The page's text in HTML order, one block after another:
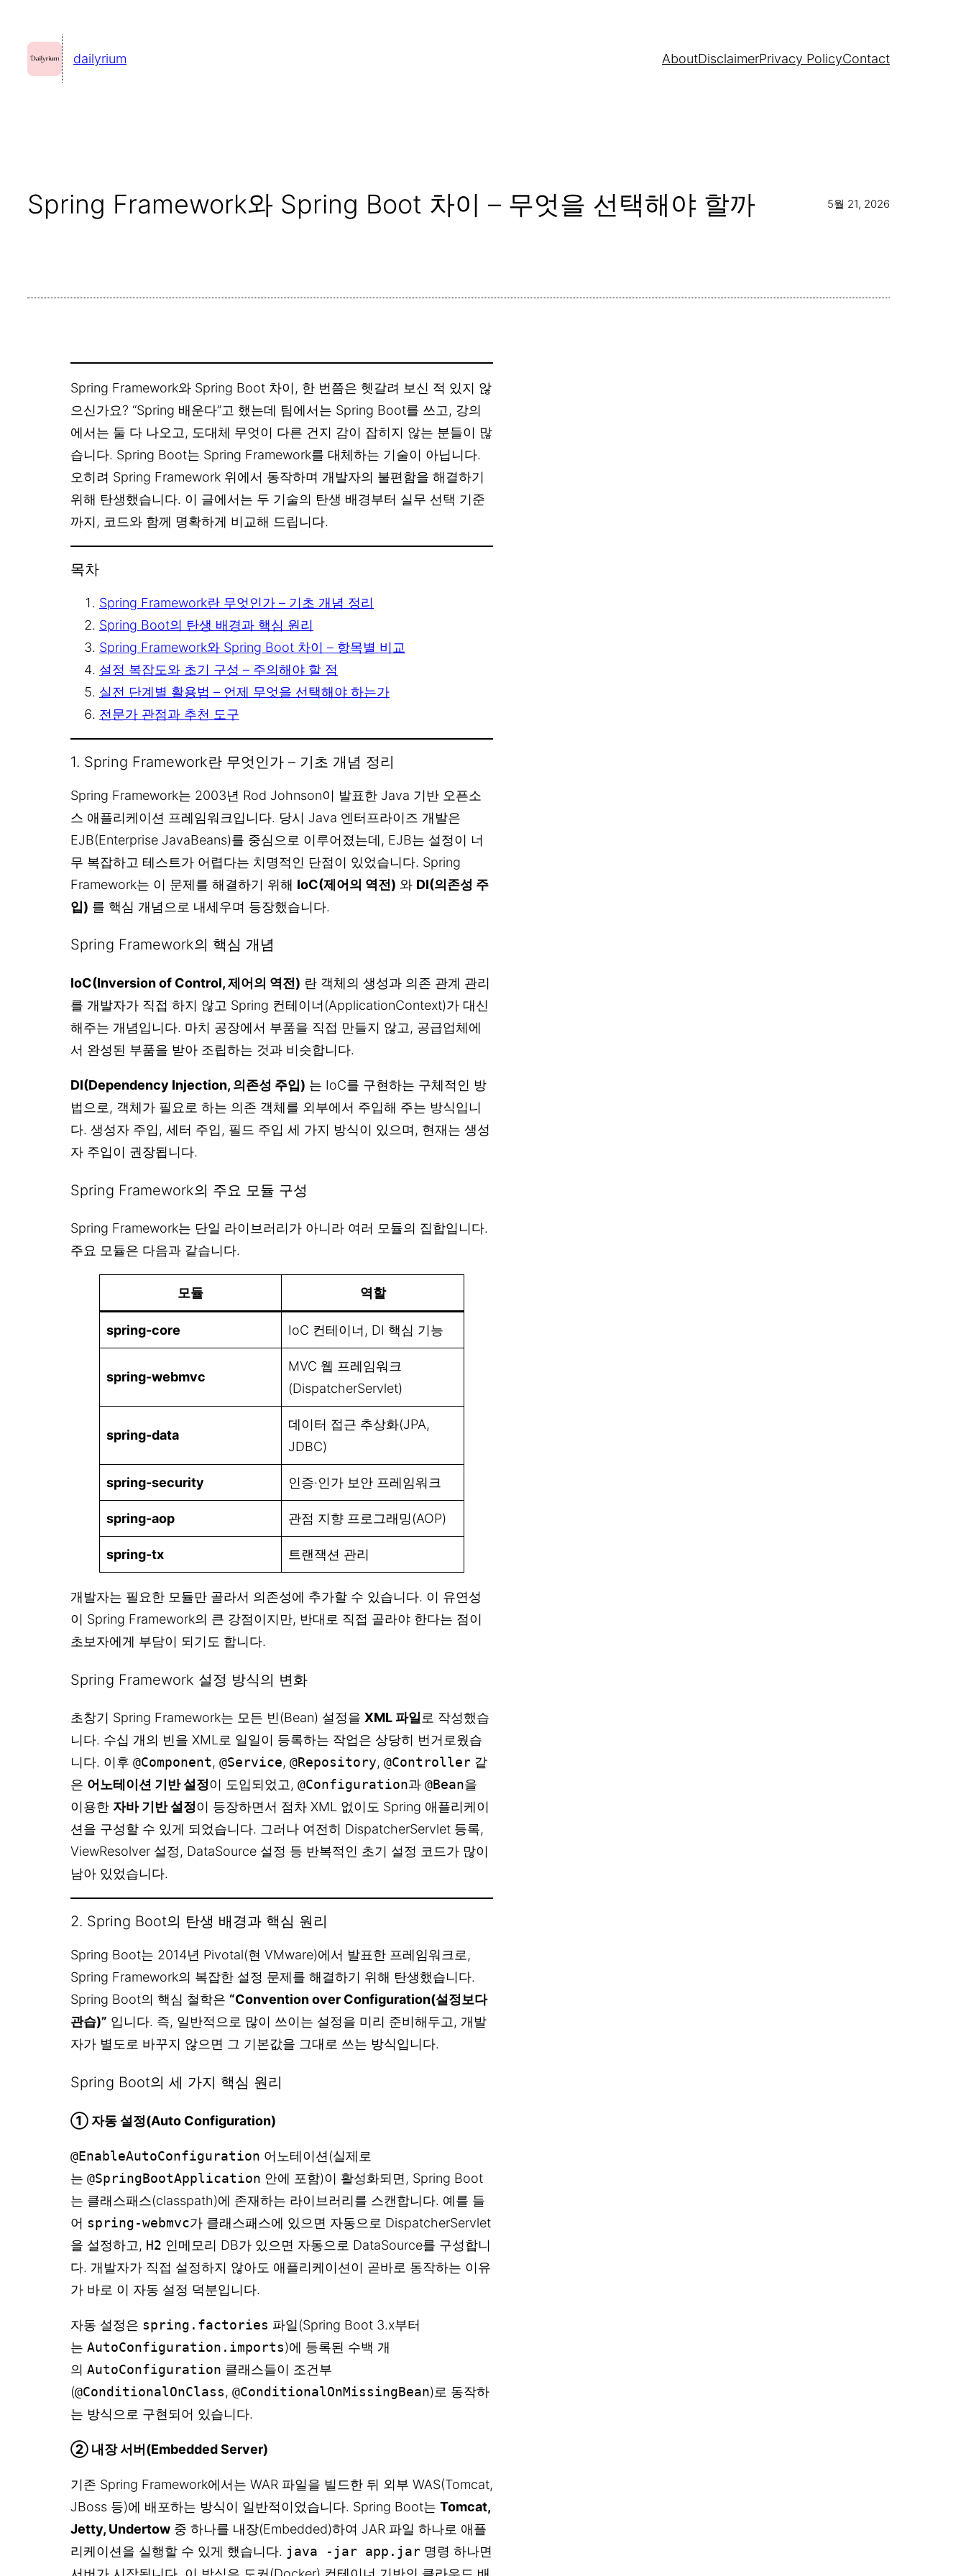
dailyrium AboutDisclaimerPrivacy PolicyContact
Spring Framework와 Spring Boot 차이 – 무엇을 선택해야 할까 5월 21, 2026
Spring Framework와 Spring Boot 차이, 한 번쯤은 헷갈려 보신 적 있지 않
으신가요? “Spring 배운다”고 했는데 팀에서는 Spring Boot를 쓰고, 강의
에서는 둘 다 나오고, 도대체 무엇이 다른 건지 감이 잡히지 않는 분들이 많
습니다. Spring Boot는 Spring Framework를 대체하는 기술이 아닙니다.
오히려 Spring Framework 위에서 동작하며 개발자의 불편함을 해결하기
위해 탄생했습니다. 이 글에서는 두 기술의 탄생 배경부터 실무 선택 기준
까지, 코드와 함께 명확하게 비교해 드립니다.
목차
Spring Framework란 무엇인가 – 기초 개념 정리
Spring Boot의 탄생 배경과 핵심 원리
Spring Framework와 Spring Boot 차이 – 항목별 비교
설정 복잡도와 초기 구성 – 주의해야 할 점
실전 단계별 활용법 – 언제 무엇을 선택해야 하는가
전문가 관점과 추천 도구
1. Spring Framework란 무엇인가 – 기초 개념 정리
Spring Framework는 2003년 Rod Johnson이 발표한 Java 기반 오픈소
스 애플리케이션 프레임워크입니다. 당시 Java 엔터프라이즈 개발은
EJB(Enterprise JavaBeans)를 중심으로 이루어졌는데, EJB는 설정이 너
무 복잡하고 테스트가 어렵다는 치명적인 단점이 있었습니다. Spring
Framework는 이 문제를 해결하기 위해 IoC(제어의 역전) 와 DI(의존성 주
입) 를 핵심 개념으로 내세우며 등장했습니다.
Spring Framework의 핵심 개념
IoC(Inversion of Control, 제어의 역전) 란 객체의 생성과 의존 관계 관리
를 개발자가 직접 하지 않고 Spring 컨테이너(ApplicationContext)가 대신
해주는 개념입니다. 마치 공장에서 부품을 직접 만들지 않고, 공급업체에
서 완성된 부품을 받아 조립하는 것과 비슷합니다.
DI(Dependency Injection, 의존성 주입) 는 IoC를 구현하는 구체적인 방
법으로, 객체가 필요로 하는 의존 객체를 외부에서 주입해 주는 방식입니
다. 생성자 주입, 세터 주입, 필드 주입 세 가지 방식이 있으며, 현재는 생성
자 주입이 권장됩니다.
Spring Framework의 주요 모듈 구성
Spring Framework는 단일 라이브러리가 아니라 여러 모듈의 집합입니다.
주요 모듈은 다음과 같습니다.
모듈 역할
spring-core IoC 컨테이너, DI 핵심 기능
spring-webmvc
MVC 웹 프레임워크
(DispatcherServlet)
spring-data
데이터 접근 추상화(JPA,
JDBC)
spring-security 인증·인가 보안 프레임워크
spring-aop 관점 지향 프로그래밍(AOP)
spring-tx 트랜잭션 관리
개발자는 필요한 모듈만 골라서 의존성에 추가할 수 있습니다. 이 유연성
이 Spring Framework의 큰 강점이지만, 반대로 직접 골라야 한다는 점이
초보자에게 부담이 되기도 합니다.
Spring Framework 설정 방식의 변화
초창기 Spring Framework는 모든 빈(Bean) 설정을 XML 파일로 작성했습
니다. 수십 개의 빈을 XML로 일일이 등록하는 작업은 상당히 번거로웠습
니다. 이후 @Component, @Service, @Repository, @Controller 같
은 어노테이션 기반 설정이 도입되었고, @Configuration과 @Bean을
이용한 자바 기반 설정이 등장하면서 점차 XML 없이도 Spring 애플리케이
션을 구성할 수 있게 되었습니다. 그러나 여전히 DispatcherServlet 등록,
ViewResolver 설정, DataSource 설정 등 반복적인 초기 설정 코드가 많이
남아 있었습니다.
2. Spring Boot의 탄생 배경과 핵심 원리
Spring Boot는 2014년 Pivotal(현 VMware)에서 발표한 프레임워크로,
Spring Framework의 복잡한 설정 문제를 해결하기 위해 탄생했습니다.
Spring Boot의 핵심 철학은 “Convention over Configuration(설정보다
관습)” 입니다. 즉, 일반적으로 많이 쓰이는 설정을 미리 준비해두고, 개발
자가 별도로 바꾸지 않으면 그 기본값을 그대로 쓰는 방식입니다.
Spring Boot의 세 가지 핵심 원리
① 자동 설정(Auto Configuration)
@EnableAutoConfiguration 어노테이션(실제로
는 @SpringBootApplication 안에 포함)이 활성화되면, Spring Boot
는 클래스패스(classpath)에 존재하는 라이브러리를 스캔합니다. 예를 들
어 spring-webmvc가 클래스패스에 있으면 자동으로 DispatcherServlet
을 설정하고, H2 인메모리 DB가 있으면 자동으로 DataSource를 구성합니
다. 개발자가 직접 설정하지 않아도 애플리케이션이 곧바로 동작하는 이유
가 바로 이 자동 설정 덕분입니다.
자동 설정은 spring.factories 파일(Spring Boot 3.x부터
는 AutoConfiguration.imports)에 등록된 수백 개
의 AutoConfiguration 클래스들이 조건부
(@ConditionalOnClass, @ConditionalOnMissingBean)로 동작하
는 방식으로 구현되어 있습니다.
② 내장 서버(Embedded Server)
기존 Spring Framework에서는 WAR 파일을 빌드한 뒤 외부 WAS(Tomcat,
JBoss 등)에 배포하는 방식이 일반적이었습니다. Spring Boot는 Tomcat,
Jetty, Undertow 중 하나를 내장(Embedded)하여 JAR 파일 하나로 애플
리케이션을 실행할 수 있게 했습니다. java -jar app.jar 명령 하나면